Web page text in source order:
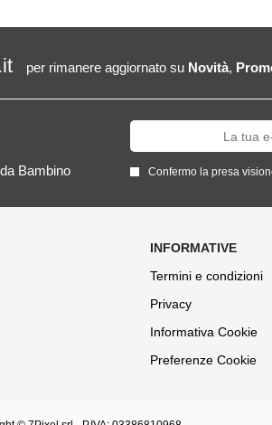
per rimanere aggiornato su Novità,
Bambino Confermo la presa
Termini e condizioni
Privacy
Informativa Cookie
Preferenze Cookie